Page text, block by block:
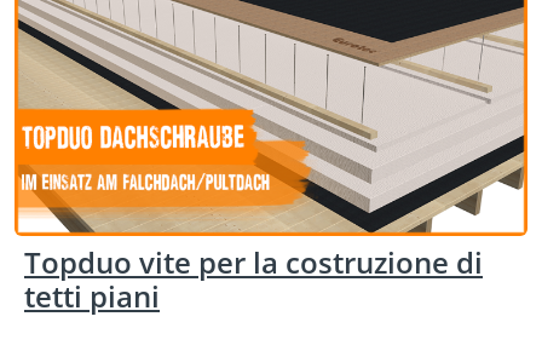
Topduo vite per la costruzione di
tetti piani